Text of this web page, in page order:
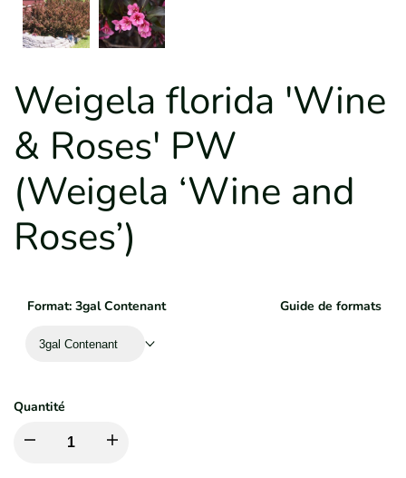
Weigela florida 'Wine
& Roses' PW
(Weigela ‘Wine and
Roses’)
Format: 3gal Contenant Guide de formats
3gal Contenant
Quantité
Diminuer Augmenter